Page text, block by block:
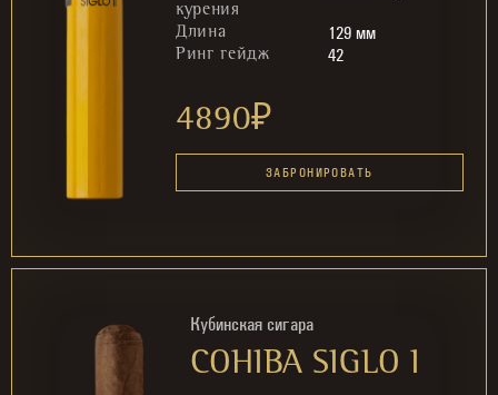
курения
Длина 129 мм
Ринг гейдж 42
4890₽
ЗАБРОНИРОВАТЬ
Кубинская сигара
COHIBA SIGLO I